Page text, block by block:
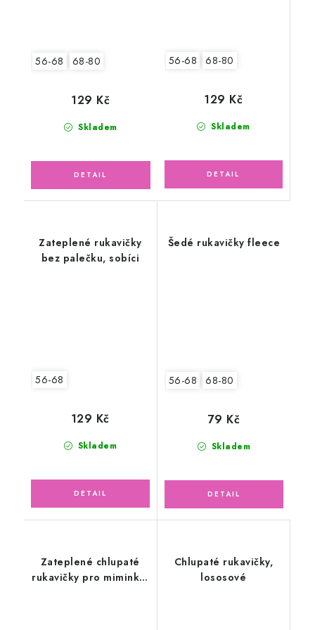
56-68 68-80
Skladem
129 Kč
56-68 68-80
Skladem
129 Kč
Zateplené rukavičky
bez palečku, sobíci
56-68
Skladem
129 Kč
Šedé rukavičky fleece
56-68 68-80
Skladem
79 Kč
Zateplené chlupaté
rukavičky pro miminko,
Chlupaté rukavičky,
lososové